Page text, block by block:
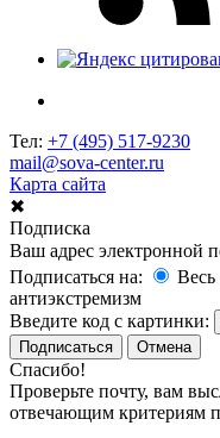
Тел: +7 (495) 517-9230
mail@sova-center.ru
Карта сайта
✖
Подписка
Ваш адрес электронной
Подписаться на:
Весь
антиэкстремизм
Введите код с картинки:
Подписаться
Отмена
Спасибо!
Проверьте почту, вам
отвечающим критериям